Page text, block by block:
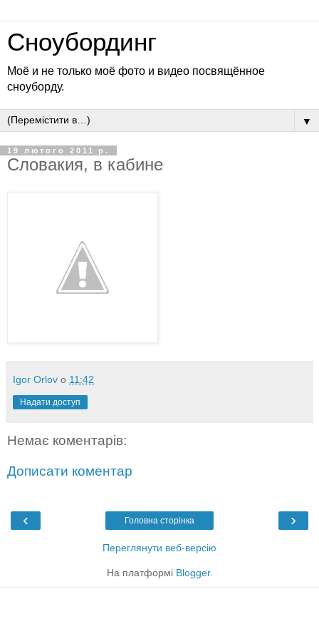
Сноубординг
Моё и не только моё фото и видео посвящённое
сноуборду.
▼
19 лютого 2011 р.
Словакия, в кабине
Igor Orlov о 11:42
Надати доступ
Немає коментарів:
Дописати коментар
‹ ›
Головна сторінка
Переглянути веб-версію
На платформі Blogger.